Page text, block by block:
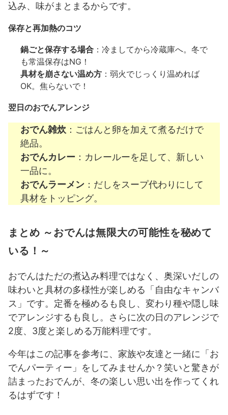
込み、味がまとまるからです。
保存と再加熱のコツ
鍋ごと保存する場合 ：冷ましてから冷蔵庫へ。冬で
も常温保存はNG！
具材を崩さない温め方 ：弱火でじっくり温めれば
OK。焦らないで！
翌日のおでんアレンジ
おでん雑炊 ：ごはんと卵を加えて煮るだけで
絶品。
おでんカレー ：カレールーを足して、新しい
一品に。
おでんラーメン ：だしをスープ代わりにして
具材をトッピング。
まとめ ～おでんは無限大の可能性を秘めて
いる！～
おでんはただの煮込み料理ではなく、奥深いだしの
味わいと具材の多様性が楽しめる「自由なキャンバ
ス」です。定番を極めるも良し、変わり種や隠し味
でアレンジするも良し。さらに次の日のアレンジで
2度、3度と楽しめる万能料理です。
今年はこの記事を参考に、家族や友達と一緒に「お
でんパーティー」をしてみませんか？笑いと驚きが
詰まったおでんが、冬の楽しい思い出を作ってくれ
るはずです！